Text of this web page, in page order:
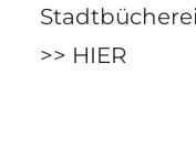
>> HIER